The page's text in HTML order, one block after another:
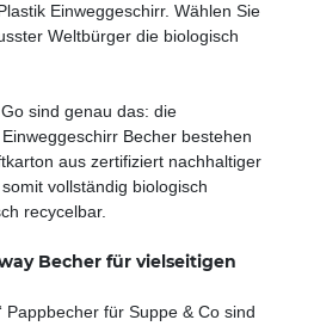
Einweggeschirr. Wählen Sie
Weltbürger die biologisch
sind genau das: die
Becher bestehen
aus zertifiziert nachhaltiger
vollständig biologisch
recycelbar.
Becher für vielseitigen
Pappbecher für Suppe & Co sind